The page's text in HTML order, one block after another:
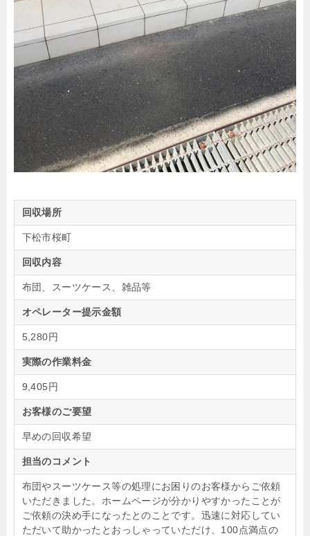
回収場所
下松市桜町
回収内容
布団、スーツケース、雑品等
オペレーター提示金額
5,280円
実際の作業料金
9,405円
お客様のご要望
早めの回収希望
担当のコメント
布団やスーツケース等の処理にお困りのお客様からご依頼
いただきました。ホームページが分かりやすかったことが
ご依頼の決め手になったとのことです。迅速に対応してい
ただいて助かったとおっしゃっていただけ、100点満点の